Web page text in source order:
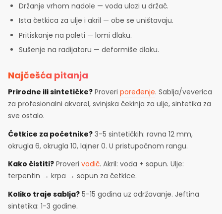
Držanje vrhom nadole — voda ulazi u držač.
Ista četkica za ulje i akril — obe se uništavaju.
Pritiskanje na paleti — lomi dlaku.
Sušenje na radijatoru — deformiše dlaku.
Najčešća pitanja
Prirodne ili sintetičke? Proveri poređenje. Sablja/veverica
za profesionalni akvarel, svinjska čekinja za ulje, sintetika za
sve ostalo.
Četkice za početnike? 3-5 sintetičkih: ravna 12 mm,
okrugla 6, okrugla 10, lajner 0. U pristupačnom rangu.
Kako čistiti? Proveri vodič. Akril: voda + sapun. Ulje:
terpentin → krpa → sapun za četkice.
Koliko traje sablja? 5-15 godina uz održavanje. Jeftina
sintetika: 1-3 godine.